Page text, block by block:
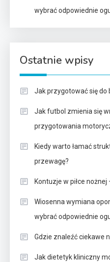
wybrać odpowiednie
Ostatnie wpisy
Jak przygotować się do
Jak futbol zmienia się
przygotowania
Kiedy warto łamać
przewagę?
Kontuzje w piłce
Wiosenna wymiana
wybrać odpowiednie
Gdzie znaleźć ciekawe
Jak dietetyk kliniczny